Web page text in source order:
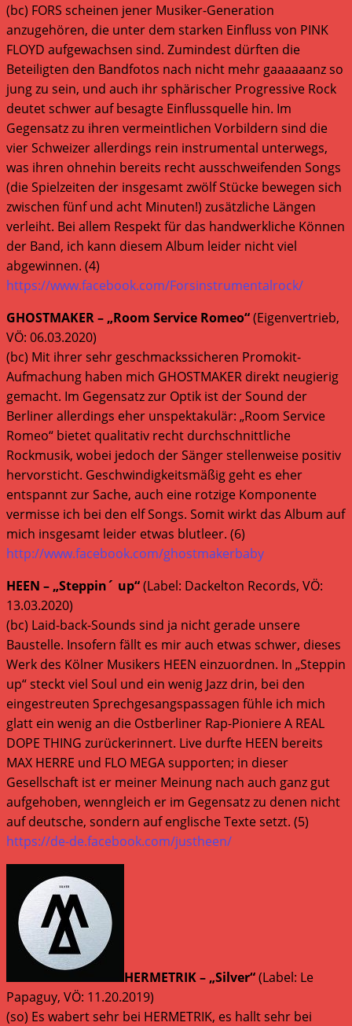
(bc) FORS scheinen jener Musiker-Generation
anzugehören, die unter dem starken Einfluss von PINK
FLOYD aufgewachsen sind. Zumindest dürften die
Beteiligten den Bandfotos nach nicht mehr gaaaaaanz so
jung zu sein, und auch ihr sphärischer Progressive Rock
deutet schwer auf besagte Einflussquelle hin. Im
Gegensatz zu ihren vermeintlichen Vorbildern sind die
vier Schweizer allerdings rein instrumental unterwegs,
was ihren ohnehin bereits recht ausschweifenden Songs
(die Spielzeiten der insgesamt zwölf Stücke bewegen sich
zwischen fünf und acht Minuten!) zusätzliche Längen
verleiht. Bei allem Respekt für das handwerkliche Können
der Band, ich kann diesem Album leider nicht viel
abgewinnen. (4)
https://www.facebook.com/Forsinstrumentalrock/
GHOSTMAKER – „Room Service Romeo“(Eigenvertrieb,
VÖ: 06.03.2020)
(bc) Mit ihrer sehr geschmackssicheren Promokit-
Aufmachung haben mich GHOSTMAKER direkt neugierig
gemacht. Im Gegensatz zur Optik ist der Sound der
Berliner allerdings eher unspektakulär: „Room Service
Romeo“ bietet qualitativ recht durchschnittliche
Rockmusik, wobei jedoch der Sänger stellenweise positiv
hervorsticht. Geschwindigkeitsmäßig geht es eher
entspannt zur Sache, auch eine rotzige Komponente
vermisse ich bei den elf Songs. Somit wirkt das Album auf
mich insgesamt leider etwas blutleer. (6)
http://www.facebook.com/ghostmakerbaby
HEEN – „Steppin´ up“(Label: Dackelton Records, VÖ:
13.03.2020)
(bc) Laid-back-Sounds sind ja nicht gerade unsere
Baustelle. Insofern fällt es mir auch etwas schwer, dieses
Werk des Kölner Musikers HEEN einzuordnen. In „Steppin
up“ steckt viel Soul und ein wenig Jazz drin, bei den
eingestreuten Sprechgesangspassagen fühle ich mich
glatt ein wenig an die Ostberliner Rap-Pioniere A REAL
DOPE THING zurückerinnert. Live durfte HEEN bereits
MAX HERRE und FLO MEGA supporten; in dieser
Gesellschaft ist er meiner Meinung nach auch ganz gut
aufgehoben, wenngleich er im Gegensatz zu denen nicht
auf deutsche, sondern auf englische Texte setzt. (5)
https://de-de.facebook.com/justheen/
HERMETRIK – „Silver“(Label: Le
Papaguy, VÖ: 11.20.2019)
(so) Es wabert sehr bei HERMETRIK, es hallt sehr bei